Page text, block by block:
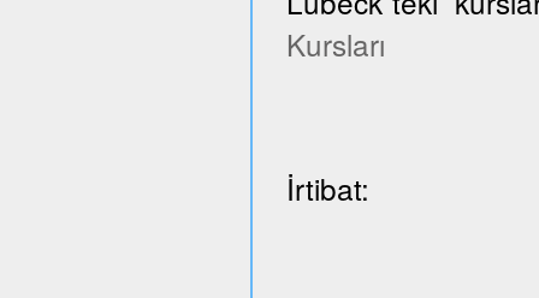
Kursları
İrtibat: